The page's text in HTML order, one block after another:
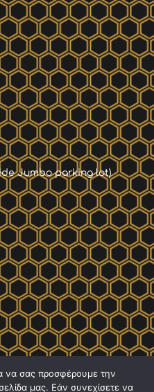
Jumbo parking lot)
να σας προσφέρουμε την
μας. Εάν συνεχίσετε να